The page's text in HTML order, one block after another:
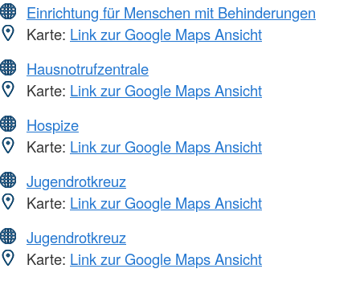
Einrichtung für Menschen mit Behinderungen
Karte: Link zur Google Maps Ansicht
Hausnotrufzentrale
Karte: Link zur Google Maps Ansicht
Hospize
Karte: Link zur Google Maps Ansicht
Jugendrotkreuz
Karte: Link zur Google Maps Ansicht
Jugendrotkreuz
Karte: Link zur Google Maps Ansicht